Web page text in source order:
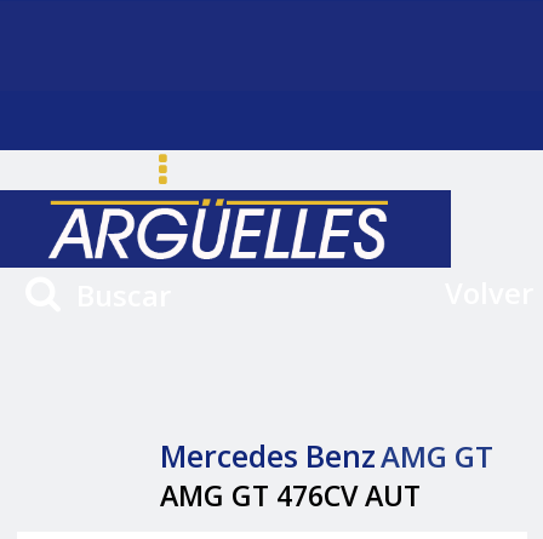
Mercedes BenzAMG GT
AMG GT 476CV AUT